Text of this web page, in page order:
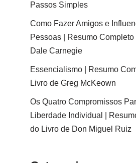
Passos Simples
Como Fazer Amigos e
Pessoas | Resumo
Dale Carnegie
Essencialismo | Resumo
Livro de Greg McKeown
Os Quatro Compromissos
Liberdade Individual |
do Livro de Don Miguel Ruiz